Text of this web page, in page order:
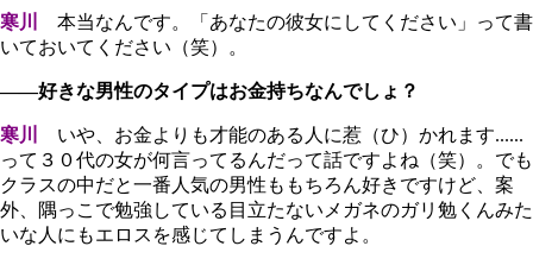
寒川
本当なんです。「あなたの彼女にしてください」って書
いておいてください（笑）。
――好きな男性のタイプはお金持ちなんでしょ？
寒川
いや、お金よりも才能のある人に惹（ひ）かれます......
って３０代の女が何言ってるんだって話ですよね（笑）。でも
クラスの中だと一番人気の男性ももちろん好きですけど、案
外、隅っこで勉強している目立たないメガネのガリ勉くんみた
いな人にもエロスを感じてしまうんですよ。